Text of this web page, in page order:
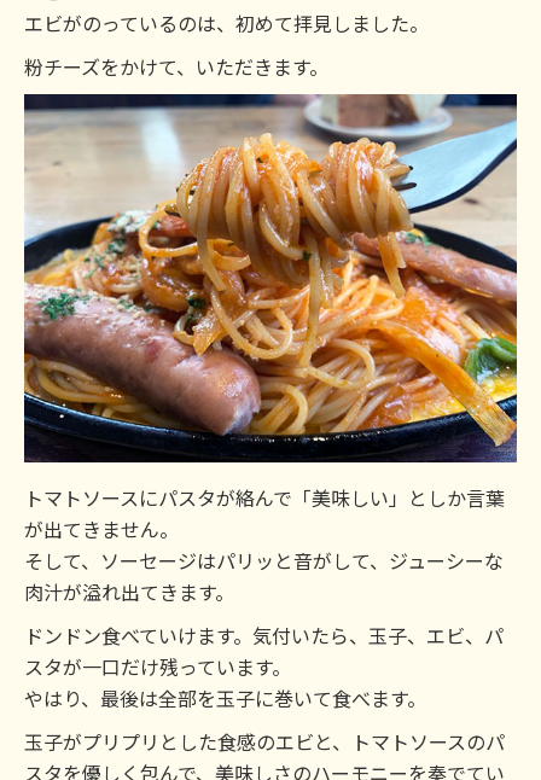
エビがのっているのは、初めて拝見しました。
粉チーズをかけて、いただきます。
トマトソースにパスタが絡んで「美味しい」としか言葉
が出てきません。
そして、ソーセージはパリッと音がして、ジューシーな
肉汁が溢れ出てきます。
ドンドン食べていけます。気付いたら、玉子、エビ、パ
スタが一口だけ残っています。
やはり、最後は全部を玉子に巻いて食べます。
玉子がプリプリとした食感のエビと、トマトソースのパ
スタを優しく包んで、美味しさのハーモニーを奏でてい